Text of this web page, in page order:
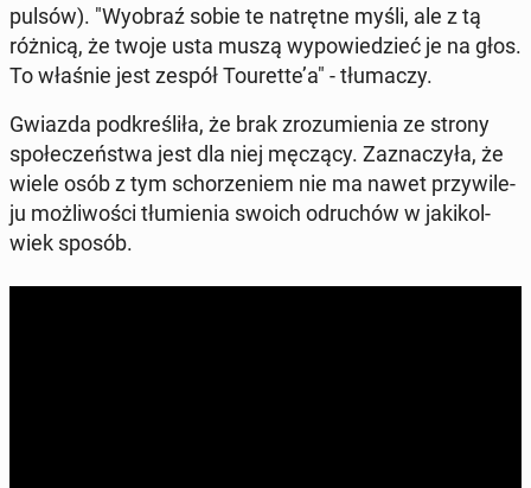
pul­sów). "Wyobraź sobie te na­tręt­ne myśli, ale z tą
różnicą, że twoje usta muszą wy­po­wie­dzieć je na głos.
To właśnie jest zespół To­uret­te’a" - tłu­ma­czy.
Gwiazda pod­kre­śli­ła, że brak zro­zu­mie­nia ze strony
spo­łe­czeń­stwa jest dla niej męczący. Za­zna­czy­ła, że
wiele osób z tym scho­rze­niem nie ma nawet przy­wi­le­
ju moż­li­wo­ści tłu­mie­nia swoich od­ru­chów w ja­ki­kol­
wiek sposób.